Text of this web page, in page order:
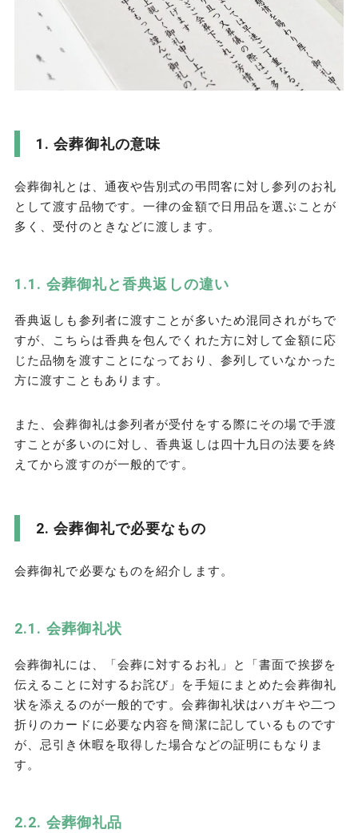
会葬御礼の意味
会葬御礼とは、通夜や告別式の弔問客に対し参列のお礼
として渡す品物です。一律の金額で日用品を選ぶことが
多く、受付のときなどに渡します。
会葬御礼と香典返しの違い
香典返しも参列者に渡すことが多いため混同されがちで
すが、こちらは香典を包んでくれた方に対して金額に応
じた品物を渡すことになっており、参列していなかった
方に渡すこともあります。
また、会葬御礼は参列者が受付をする際にその場で手渡
すことが多いのに対し、香典返しは四十九日の法要を終
えてから渡すのが一般的です。
会葬御礼で必要なもの
会葬御礼で必要なものを紹介します。
会葬御礼状
会葬御礼には、「会葬に対するお礼」と「書面で挨拶を
伝えることに対するお詫び」を手短にまとめた会葬御礼
状を添えるのが一般的です。会葬御礼状はハガキや二つ
折りのカードに必要な内容を簡潔に記しているものです
が、忌引き休暇を取得した場合などの証明にもなりま
す。
会葬御礼品